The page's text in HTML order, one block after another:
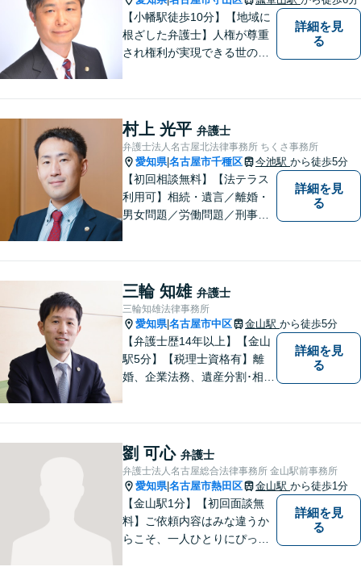
【小幡駅徒歩10分】【地域に
根ざした弁護士】人権が尊重
され権利が実現できる世の中
故など、幅広く対応可能。
【夜間／休日対応可能】お悩
みの方はどうぞお気軽にご相
談ください。
詳細を見
る
村上 光平 弁護士
弁護士法人名古屋北法律事務所 ちくさ事務所
愛知県|名古屋市千種区 今池駅 から徒歩5分
【初回相談無料】【法テラス
利用可】相続・遺言／離婚・
男女問題／労働問題／刑事事
ご提供。小さなお困り事でも
構いません【夜間・休日面
談】【完全個室】【今池駅3
分】
詳細を見
る
三輪 知雄 弁護士
三輪知雄法律事務所
愛知県|名古屋市中区 金山駅 から徒歩5分
【弁護士歴14年以上】【金山
駅5分】【税理士資格有】離
婚、企業法務、遺産分割･相続
解決。【公式LINE】連絡も便
利！お気軽にご相談くださ
い！
詳細を見
る
劉 可心 弁護士
弁護士法人名古屋総合法律事務所 金山駅前事務所
愛知県|名古屋市熱田区 金山駅 から徒歩1分
【金山駅1分】【初回面談無
料】ご依頼内容はみな違うか
らこそ、一人ひとりにぴった
詳細を見
る